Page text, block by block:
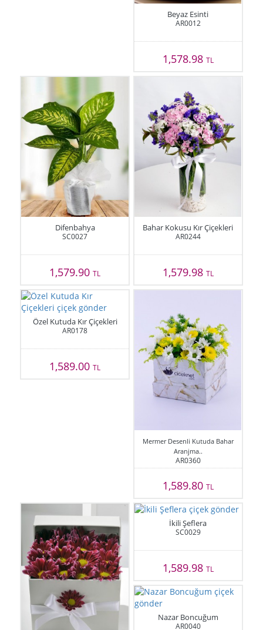
Beyaz Esinti
AR0012
1,578.98 TL
Difenbahya
SC0027
1,579.90TL
Bahar Kokusu Kır Çiçekleri
AR0244
1,579.98 TL
Özel Kutuda Kır Çiçekleri
AR0178
1,589.00TL
Mermer Desenli Kutuda Bahar
Aranjma..
AR0360
1,589.80 TL
İkili Şeflera
SC0029
1,589.98 TL
Nazar Boncuğum
AR0040